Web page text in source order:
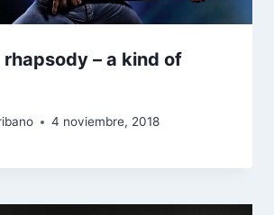
rhapsody – a kind of
4 noviembre, 2018